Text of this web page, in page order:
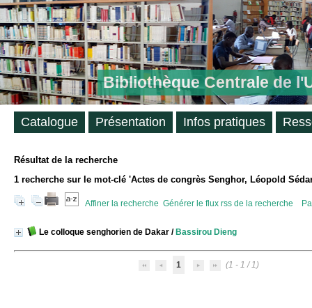
Bibliothèque Centrale de
Résultat de la recherche
1 recherche sur le mot-clé 'Actes de congrès Senghor, Léopold
Affiner la recherche Générer le flux rss de la recherche
Le colloque senghorien de Dakar / Bassirou Dieng
1 (1 - 1 / 1)
Catalogue Présentation Infos pratiques